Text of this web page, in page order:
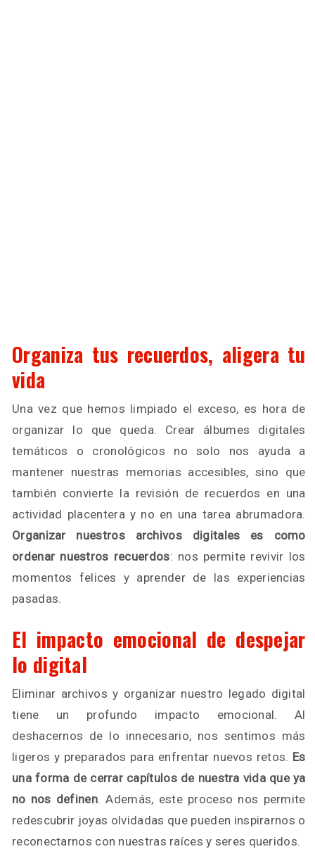
Organiza tus recuerdos, aligera tu
vida
Una vez que hemos limpiado el exceso, es hora de
organizar lo que queda. Crear álbumes digitales
temáticos o cronológicos no solo nos ayuda a
mantener nuestras memorias accesibles, sino que
también convierte la revisión de recuerdos en una
actividad placentera y no en una tarea abrumadora.
Organizar nuestros archivos digitales es como
ordenar nuestros recuerdos: nos permite revivir los
momentos felices y aprender de las experiencias
pasadas.
El impacto emocional de despejar
lo digital
Eliminar archivos y organizar nuestro legado digital
tiene un profundo impacto emocional. Al
deshacernos de lo innecesario, nos sentimos más
ligeros y preparados para enfrentar nuevos retos. Es
una forma de cerrar capítulos de nuestra vida que ya
no nos definen. Además, este proceso nos permite
redescubrir joyas olvidadas que pueden inspirarnos o
reconectarnos con nuestras raíces y seres queridos.